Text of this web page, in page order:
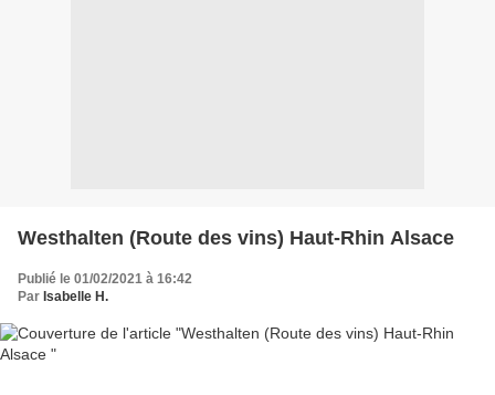
Westhalten (Route des vins) Haut-Rhin Alsace
Publié le 01/02/2021 à 16:42
Par Isabelle H.